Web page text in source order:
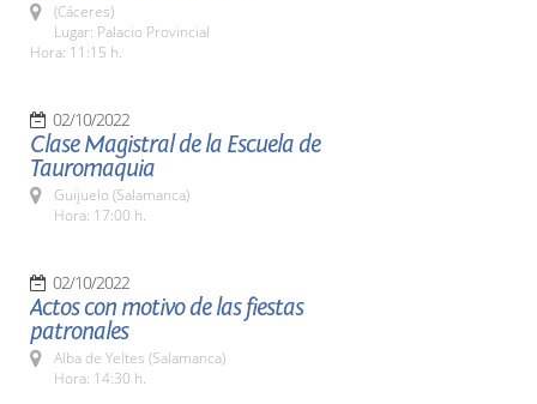
(Cáceres)
Lugar: Palacio Provincial
Hora: 11:15 h.
02/10/2022
Clase Magistral de la Escuela de
Tauromaquia
Guijuelo (Salamanca)
Hora: 17:00 h.
02/10/2022
Actos con motivo de las fiestas
patronales
Alba de Yeltes (Salamanca)
Hora: 14:30 h.